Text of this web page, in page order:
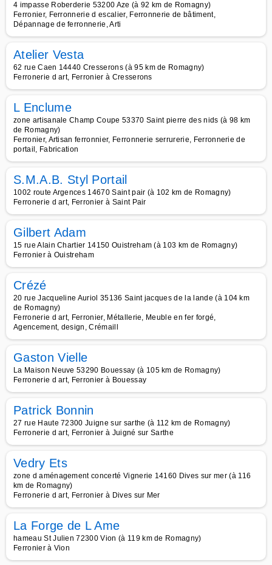
4 impasse Roberderie 53200 Aze (à 92 km de Romagny)
Ferronier, Ferronnerie d escalier, Ferronnerie de bâtiment,
Dépannage de ferronnerie, Arti
Atelier Vesta
62 rue Caen 14440 Cresserons (à 95 km de Romagny)
Ferronerie d art, Ferronier à Cresserons
L Enclume
zone artisanale Champ Coupe 53370 Saint pierre des nids (à 98 km
de Romagny)
Ferronier, Artisan ferronnier, Ferronnerie serrurerie, Ferronnerie de
portail, Fabrication
S.M.A.B. Styl Portail
1002 route Argences 14670 Saint pair (à 102 km de Romagny)
Ferronerie d art, Ferronier à Saint Pair
Gilbert Adam
15 rue Alain Chartier 14150 Ouistreham (à 103 km de Romagny)
Ferronier à Ouistreham
Crézé
20 rue Jacqueline Auriol 35136 Saint jacques de la lande (à 104 km
de Romagny)
Ferronerie d art, Ferronier, Métallerie, Meuble en fer forgé,
Agencement, design, Crémaill
Gaston Vielle
La Maison Neuve 53290 Bouessay (à 105 km de Romagny)
Ferronerie d art, Ferronier à Bouessay
Patrick Bonnin
27 rue Haute 72300 Juigne sur sarthe (à 112 km de Romagny)
Ferronerie d art, Ferronier à Juigné sur Sarthe
Vedry Ets
zone d aménagement concerté Vignerie 14160 Dives sur mer (à 116
km de Romagny)
Ferronerie d art, Ferronier à Dives sur Mer
La Forge de L Ame
hameau St Julien 72300 Vion (à 119 km de Romagny)
Ferronier à Vion